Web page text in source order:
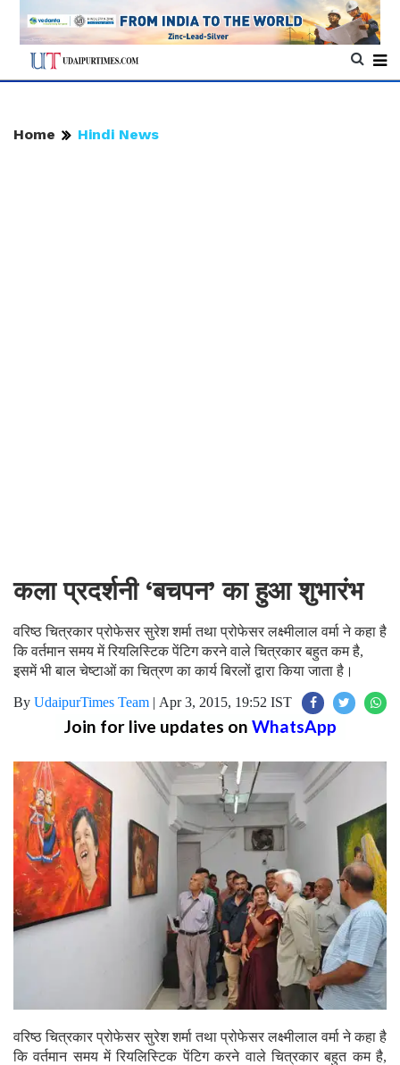
Home Hindi News
कला प्रदर्शनी ‘बचपन’ का हुआ शुभारंभ
वरिष्ठ चित्रकार प्रोफेसर सुरेश शर्मा तथा प्रोफेसर लक्ष्मीलाल वर्मा ने कहा है
कि वर्तमान समय में रियलिस्टिक पेंटिग करने वाले चित्रकार बहुत कम है,
इसमें भी बाल चेष्टाओं का चित्रण का कार्य बिरलों द्वारा किया जाता है।
By UdaipurTimes Team | Apr 3, 2015, 19:52 IST
Join for live updates on WhatsApp
वरिष्ठ चित्रकार प्रोफेसर सुरेश शर्मा तथा प्रोफेसर लक्ष्मीलाल वर्मा ने कहा है
कि वर्तमान समय में रियलिस्टिक पेंटिग करने वाले चित्रकार बहुत कम है,